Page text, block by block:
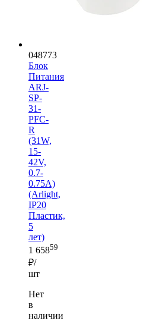
048773
Блок
Питания
ARJ-
SP-
31-
PFC-
R
(31W,
15-
42V,
0.7-
0.75A)
(Arlight,
IP20
Пластик,
5
лет)
1 65859
₽/
шт
Нет
в
наличии